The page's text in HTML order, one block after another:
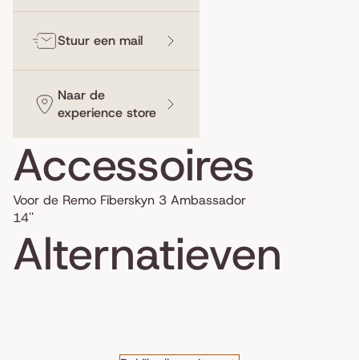
Stuur een mail
Naar de
experience store
Accessoires
Voor de Remo Fiberskyn 3 Ambassador
14''
Alternatieven